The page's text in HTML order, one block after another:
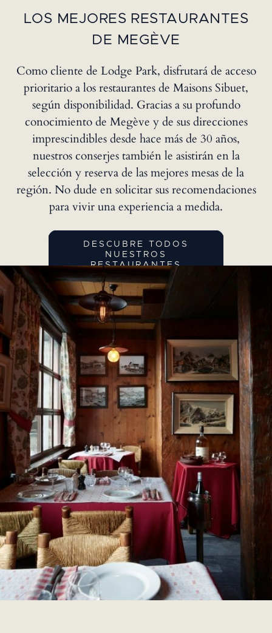
LOS MEJORES RESTAURANTES
DE MEGÈVE
Como cliente de Lodge Park, disfrutará de acceso
prioritario a los restaurantes de Maisons Sibuet,
según disponibilidad. Gracias a su profundo
conocimiento de Megève y de sus direcciones
imprescindibles desde hace más de 30 años,
nuestros conserjes también le asistirán en la
selección y reserva de las mejores mesas de la
región. No dude en solicitar sus recomendaciones
para vivir una experiencia a medida.
DESCUBRE TODOS
NUESTROS
RESTAURANTES